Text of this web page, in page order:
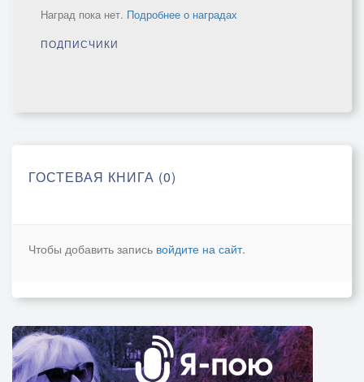
Наград пока нет. Подробнее о наградах
ПОДПИСЧИКИ
ГОСТЕВАЯ КНИГА (0)
Чтобы добавить запись войдите на сайт.